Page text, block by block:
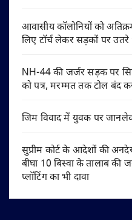
आवासीय कॉलोनियों को
लिए टॉर्च लेकर सड़कों पर उतरे
NH-44 की जर्जर सड़क पर
को पत्र, मरम्मत तक टोल बंद
जिम विवाद में युवक पर
सुप्रीम कोर्ट के आदेशों की
बीघा 10 बिस्वा के तालाब
प्लॉटिंग का भी दावा